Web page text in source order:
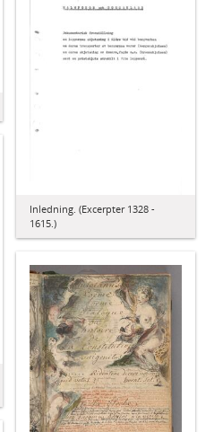
Inledning. (Excerpter 1328 -
1615.)